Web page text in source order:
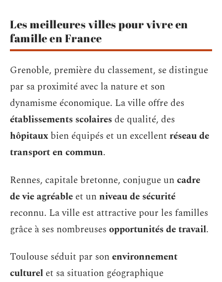
Les meilleures villes pour vivre en
famille en France
Grenoble, première du classement, se distingue
par sa proximité avec la nature et son
dynamisme économique. La ville offre des
établissements scolairesde qualité, des
hôpitaux bien équipés et un excellent réseau de
transport en commun.
Rennes, capitale bretonne, conjugue uncadre
de vie agréable et unniveau de sécurité
reconnu. La ville est attractive pour les familles
grâce à ses nombreuses opportunités de travail.
Toulouse séduit par sonenvironnement
culturel et sa situation géographique